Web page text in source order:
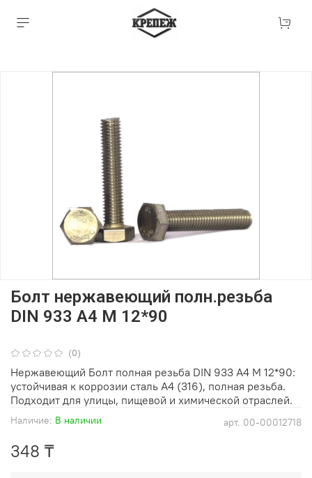
(0)
арт. 00-00012718
Наличие: В наличии
Болт нержавеющий полн.резьба
DIN 933 А4 М 12*90
348 ₸
Нержавеющий Болт полная резьба DIN 933 А4 М 12*90:
устойчивая к коррозии сталь A4 (316), полная резьба.
Подходит для улицы, пищевой и химической отраслей.